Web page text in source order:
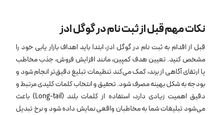
نکات مهم قبل از ثبت نام در گوگل ادز
قبل از اقدام به ثبت نام در گوگل ادز، ابتدا باید اهداف بازار یابی خود را
مشخص کنید. تعیین هدف کمپین، مانند افزایش فروش، جذب مخاطب
یا ارتقای آگاهی از برند، کمک می‌کند تنظیمات تبلیغ دقیق‌تر انجام شود و
بودجه به شکل بهینه مصرف شود. تحقیق و انتخاب کلمات کلیدی مرتبط و
دقیق اهمیت زیادی دارد، استفاده از کلمات بلند (Long-tail) باعث
می‌شود تبلیغات شما به مخاطبان واقعی نمایش داده شود و نرخ تبدیل